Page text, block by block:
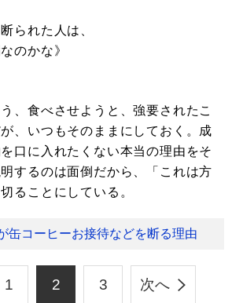
られた人は、
のかな》
、食べさせようと、強要されたこ
、いつもそのままにしておく。成
口に入れたくない本当の理由をそ
するのは面倒だから、「これは方
ることにしている。
缶コーヒーお接待などを断る理由
1 2 3 次へ